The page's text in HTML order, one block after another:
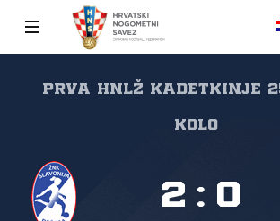
Prva HNLŽ kadetkinje
kolo
2 : 0